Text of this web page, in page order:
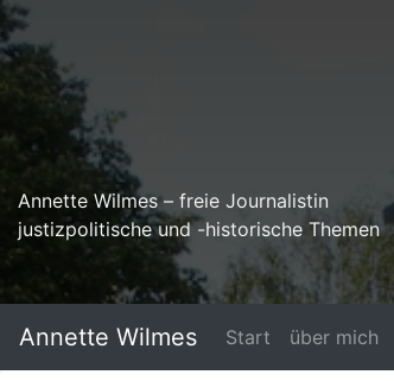
Annette Wilmes – freie Journalistin
justizpolitische und -historische Themen
Annette Wilmes Start über mich